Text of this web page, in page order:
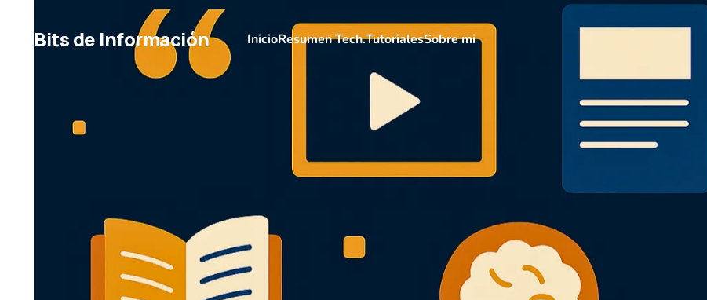
Bits de Información InicioResumen Tech.TutorialesSobre mi